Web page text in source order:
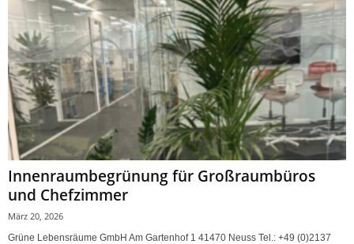
Innenraumbegrünung für Großraumbüros
und Chefzimmer
März 20, 2026
Grüne Lebensräume GmbH Am Gartenhof 1 41470 Neuss Tel.: +49 (0)2137